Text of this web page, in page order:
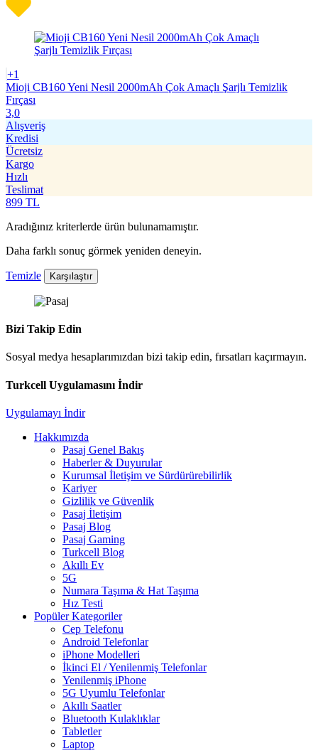
+1
Mioji CB160 Yeni Nesil 2000mAh Çok Amaçlı Şarjlı Temizlik
Fırçası
3,0
Alışveriş
Kredisi
Ücretsiz
Kargo
Hızlı
Teslimat
899 TL
Aradığınız kriterlerde ürün bulunamamıştır.
Daha farklı sonuç görmek yeniden deneyin.
Temizle Karşılaştır
Bizi Takip Edin
Sosyal medya hesaplarımızdan bizi takip edin, fırsatları kaçırmayın.
Turkcell Uygulamasını İndir
Uygulamayı İndir
Hakkımızda
Pasaj Genel Bakış
Haberler & Duyurular
Kurumsal İletişim ve Sürdürürebilirlik
Kariyer
Gizlilik ve Güvenlik
Pasaj İletişim
Pasaj Blog
Pasaj Gaming
Turkcell Blog
Akıllı Ev
5G
Numara Taşıma & Hat Taşıma
Hız Testi
Popüler Kategoriler
Cep Telefonu
Android Telefonlar
iPhone Modelleri
İkinci El / Yenilenmiş Telefonlar
Yenilenmiş iPhone
5G Uyumlu Telefonlar
Akıllı Saatler
Bluetooth Kulaklıklar
Tabletler
Laptop